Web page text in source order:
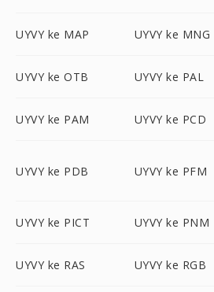
UYVY ke MAP UYVY ke MNG
UYVY ke OTB UYVY ke PAL
UYVY ke PAM UYVY ke PCD
UYVY ke PDB UYVY ke PFM
UYVY ke PICT UYVY ke PNM
UYVY ke RAS UYVY ke RGB